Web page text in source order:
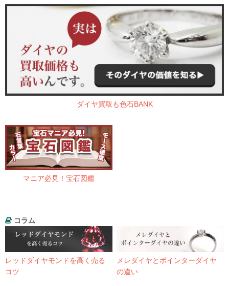
ダイヤ買取も色石BANK
マニア必見！宝石図鑑
コラム
レッドダイヤモンドを高く売る
コツ
メレダイヤとポインターダイヤ
の違い